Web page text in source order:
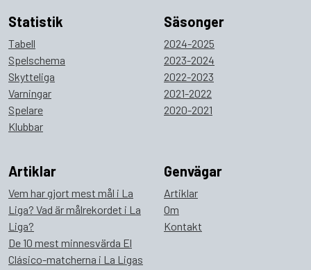
Statistik
Tabell
Spelschema
Skytteliga
Varningar
Spelare
Klubbar
Säsonger
2024-2025
2023-2024
2022-2023
2021-2022
2020-2021
Artiklar
Vem har gjort mest mål i La
Liga? Vad är målrekordet i La
Liga?
De 10 mest minnesvärda El
Clásico-matcherna i La Ligas
Genvägar
Artiklar
Om
Kontakt